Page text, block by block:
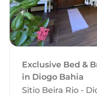
Exclusive Bed &
in Diogo Bahia
Sitio Beira Rio -